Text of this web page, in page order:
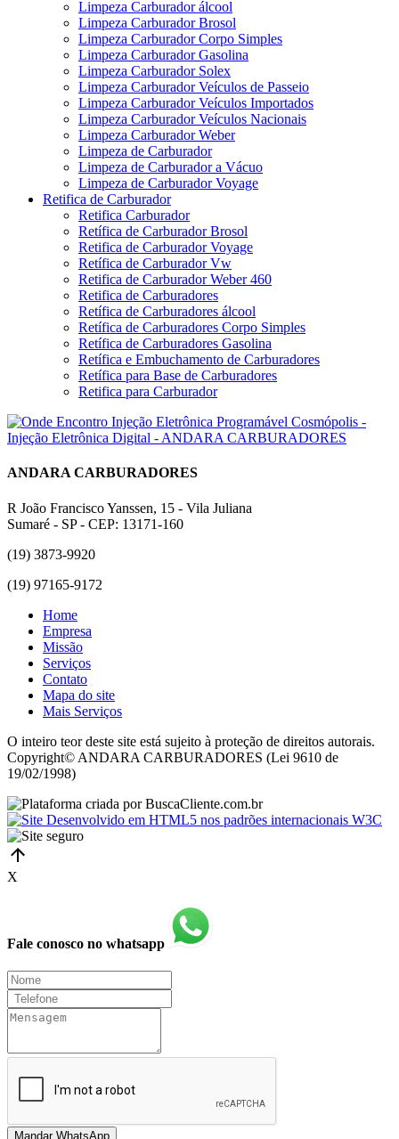
Limpeza Carburador álcool
Limpeza Carburador Brosol
Limpeza Carburador Corpo Simples
Limpeza Carburador Gasolina
Limpeza Carburador Solex
Limpeza Carburador Veículos de Passeio
Limpeza Carburador Veículos Importados
Limpeza Carburador Veículos Nacionais
Limpeza Carburador Weber
Limpeza de Carburador
Limpeza de Carburador a Vácuo
Limpeza de Carburador Voyage
Retifica de Carburador
Retifica Carburador
Retífica de Carburador Brosol
Retifica de Carburador Voyage
Retífica de Carburador Vw
Retifica de Carburador Weber 460
Retifica de Carburadores
Retífica de Carburadores álcool
Retífica de Carburadores Corpo Simples
Retífica de Carburadores Gasolina
Retífica e Embuchamento de Carburadores
Retífica para Base de Carburadores
Retifica para Carburador
ANDARA CARBURADORES
R João Francisco Yanssen, 15 - Vila Juliana
Sumaré - SP - CEP: 13171-160
(19) 3873-9920
(19) 97165-9172
Home
Empresa
Missão
Serviços
Contato
Mapa do site
Mais Serviços
O inteiro teor deste site está sujeito à proteção de direitos autorais.
Copyright© ANDARA CARBURADORES (Lei 9610 de
19/02/1998)
X
Fale conosco no whatsapp
Mandar WhatsApp